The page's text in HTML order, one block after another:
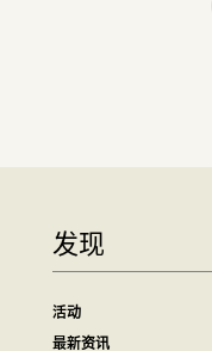
发现
活动
最新资讯